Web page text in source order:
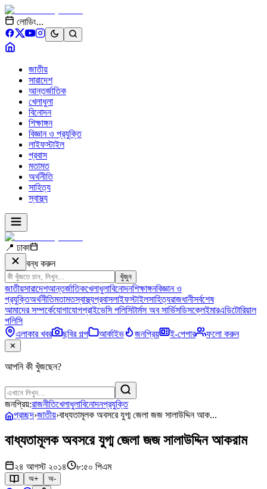
লোডিং...
জাতীয়
সারাদেশ
আন্তর্জাতিক
খেলাধুলা
বিনোদন
শিক্ষাঙ্গন
বিজ্ঞান ও প্রযুক্তি
লাইফস্টাইল
প্রবাস
মতামত
অর্থনীতি
সাহিত্য
স্বাস্থ্য
📍 ঢাকা
বন্ধ করুন
খুঁজুন
জাতীয়সারাদেশআন্তর্জাতিকখেলাধুলাবিনোদনশিক্ষাঙ্গনবিজ্ঞান ও
প্রযুক্তিঅর্থনীতিমতামতস্বাস্থ্যপ্রবাসলাইফস্টাইলসাহিত্যরাজধানীসর্বশেষ
আমাদের সম্পর্কেযোগাযোগপ্রাইভেসি পলিসিটার্মস অব সার্ভিসডিসক্লেইমারএডিটোরিয়াল
পলিসি
এলাকার খবর
ছবির গল্প আর্কাইভ জনপ্রিয় ই-পেপার ফলো করুন
✕
আপনি কী খুঁজছেন?
জনপ্রিয়:রাজনীতিখেলাধুলাবিনোদনপ্রযুক্তি
প্রচ্ছদ›জাতীয়›বাধ্যতামূলক অবসরে যুগ্ম জেলা জজ সালাউদ্দিন আক...
বাধ্যতামূলক অবসরে যুগ্ম জেলা জজ সালাউদ্দিন আকরাম
২৪ আগস্ট ২০১৪ ৮:৫০ পিএম
অ+ অ-